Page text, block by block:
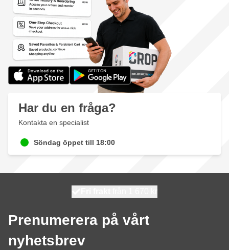
Har du en fråga?
Kontakta en specialist
Söndag öppet till 18:00
Prenumerera på vårt
nyhetsbrev